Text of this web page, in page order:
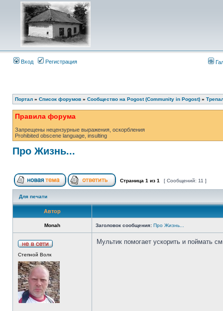
Вход Регистрация
Портал » Список форумов » Сообщество на Pogost (Community in Pogost) »
Правила форума
Запрещены нецензурные выражения, оскорбления
Prohibited obscene language, insulting
Про Жизнь...
Страница 1 из 1 [ Сообщений: 11 ]
Для печати
Автор
Monah Заголовок сообщения: Про Жизнь...
Степной Волк
Мультик помогает ускорить и поймать